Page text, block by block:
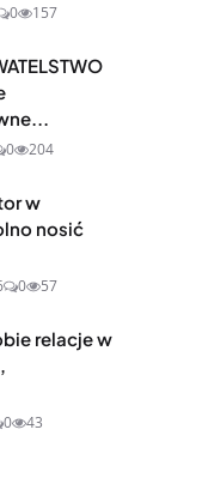
0 157
0 204
w
nosić
0 57
relacje w
0 43